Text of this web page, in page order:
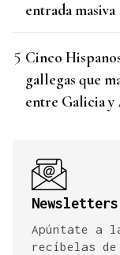
entrada masiva
Cinco
gallegas que
entre Galicia
Apúntate a
recíbelas